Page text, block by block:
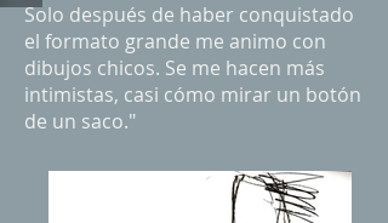
Solo después de haber conquistado
el formato grande me animo con
dibujos chicos. Se me hacen más
intimistas, casi cómo mirar un botón
de un saco."